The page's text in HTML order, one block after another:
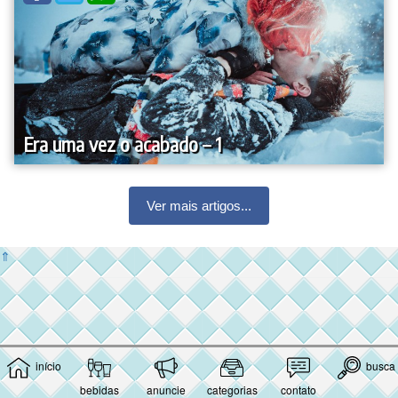
início
bebidas
anuncie categorias contato
busca
Era uma vez o acabado – 1
Ver mais artigos...
⇑